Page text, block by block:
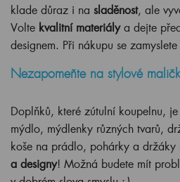
klade důraz i na sladěnost, ale
Volte kvalitní materiálya dejte
designem. Při nákupu se
Nezapomeňte na stylové
Doplňků, které zútulní koupelnu,
mýdlo, mýdlenky různých tvarů,
koše na prádlo, pohárky a
a designy! Možná budete mít